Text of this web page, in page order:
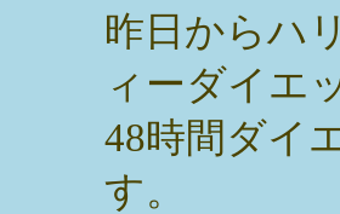
昨日からハ
ィーダイエ
48時間ダイ
す。